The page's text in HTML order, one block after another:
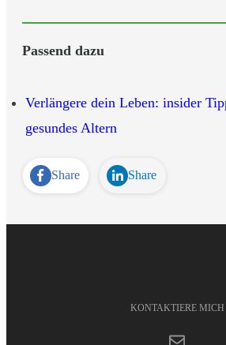
Passend dazu
Verlängere dein Leben: insider
gesundes Altern
Share Share
KONTAKTIERE MICH